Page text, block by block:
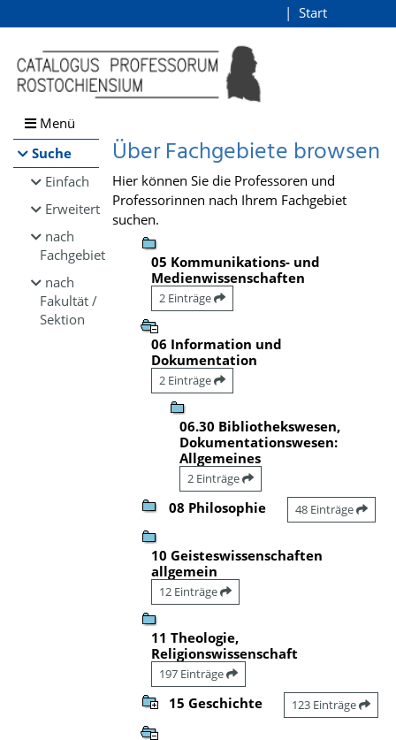
Browsen
direkt zum Inhalt
Start
Menü
Suche
Einfach
Erweitert
nach
Fachgebiet
nach
Fakultät /
Sektion
Über Fachgebiete browsen
Hier können Sie die Professoren und
Professorinnen nach Ihrem Fachgebiet
suchen.
05 Kommunikations- und
Medienwissenschaften
2 Einträge
06 Information und
Dokumentation
2 Einträge
06.30 Bibliothekswesen,
Dokumentationswesen:
Allgemeines
2 Einträge
08 Philosophie 48 Einträge
10 Geisteswissenschaften
allgemein
12 Einträge
11 Theologie,
Religionswissenschaft
197 Einträge
15 Geschichte 123 Einträge